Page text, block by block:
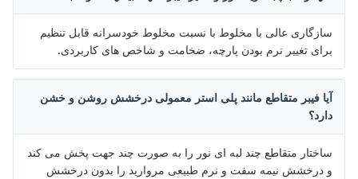
سازگاری عالی با مخلوط با نسبت مخلوط خودسرانه قابل تنظیم
برای تغییر نرم بودن پارچه، ضخامت و شاخص های کاربردی.
آیا فیبر متقاطع مانند پلی استر معمولی درخشش روشن و خشن
دارد؟
ساختار متقاطع چند لبه ای نور را به صورت چند جهت پخش می کند
و درخشش نیمه سفت و نرم طبیعی مروارید را بدون درخشش